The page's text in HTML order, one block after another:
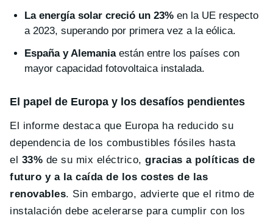
La energía solar creció un 23% en la UE respecto
a 2023, superando por primera vez a la eólica.
España y Alemaniaestán entre los países con
mayor capacidad fotovoltaica instalada.
El papel de Europa y los desafíos pendientes
El informe destaca que Europa ha reducido su
dependencia de los combustibles fósiles hasta
el 33% de su mix eléctrico,gracias a políticas de
futuro y a la caída de los costes de las
renovables. Sin embargo, advierte que el ritmo de
instalación debe acelerarse para cumplir con los